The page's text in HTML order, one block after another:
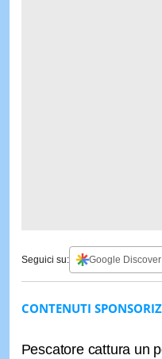
Seguici su: Google Discover